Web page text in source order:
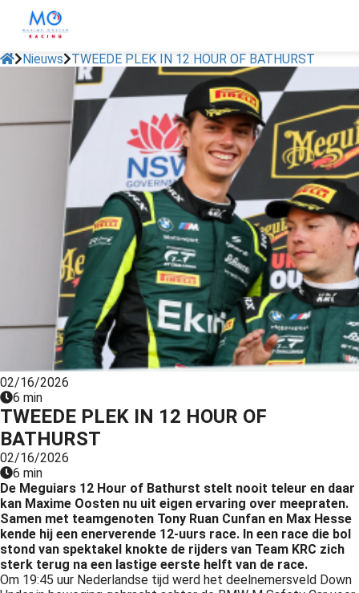
Nieuws TWEEDE PLEK IN 12 HOUR OF BATHURST
02/16/2026
6 min
TWEEDE PLEK IN 12 HOUR OF
BATHURST
02/16/2026
6 min
De Meguiars 12 Hour of Bathurst stelt nooit teleur en daar
kan Maxime Oosten nu uit eigen ervaring over meepraten.
Samen met teamgenoten Tony Ruan Cunfan en Max Hesse
kende hij een enerverende 12-uurs race. In een race die bol
stond van spektakel knokte de rijders van Team KRC zich
sterk terug na een lastige eerste helft van de race.
Om 19:45 uur Nederlandse tijd werd het deelnemersveld Down
kan de
niet
worden
om
te
over
van